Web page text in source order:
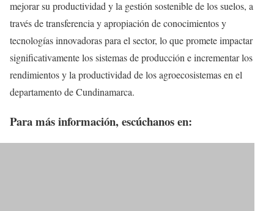
mejorar su productividad y la gestión sostenible de los suelos, a
través de transferencia y apropiación de conocimientos y
tecnologías innovadoras para el sector, lo que promete impactar
significativamente los sistemas de producción e incrementar los
rendimientos y la productividad de los agroecosistemas en el
departamento de Cundinamarca.
Para más información, escúchanos en: